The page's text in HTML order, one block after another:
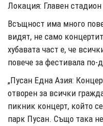
Локация: Главен
Всъщност има много
видят, не само
хубавата част е, че
повече за фестивала по-
„Пусан Една Азия:
отворен за всички
пикник концерт, който
парк Пусан. Също така